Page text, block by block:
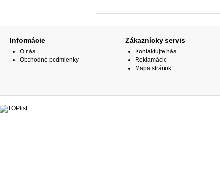
Informácie
O nás ...
Obchodné podmienky
Zákaznícky servis
Kontaktujte nás
Reklamácie
Mapa stránok